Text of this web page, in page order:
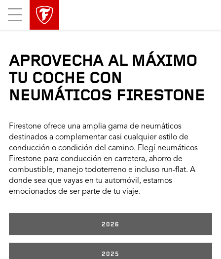
Mobile
Menu
APROVECHA AL MÁXIMO
TU COCHE CON
NEUMÁTICOS FIRESTONE
Firestone ofrece una amplia gama de neumáticos
destinados a complementar casi cualquier estilo de
conducción o condición del camino. Elegí neumáticos
Firestone para conducción en carretera, ahorro de
combustible, manejo todoterreno e incluso run-flat. A
donde sea que vayas en tu automóvil, estamos
emocionados de ser parte de tu viaje.
2026
2025